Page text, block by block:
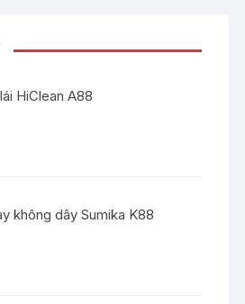
HiClean A88
không dây Sumika K88